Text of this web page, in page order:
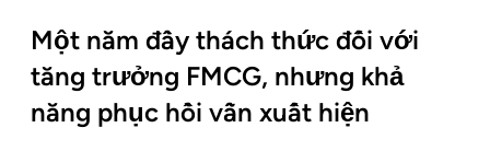
Một năm đầy thách thức đối với
tăng trưởng FMCG, nhưng khả
năng phục hồi vẫn xuất hiện